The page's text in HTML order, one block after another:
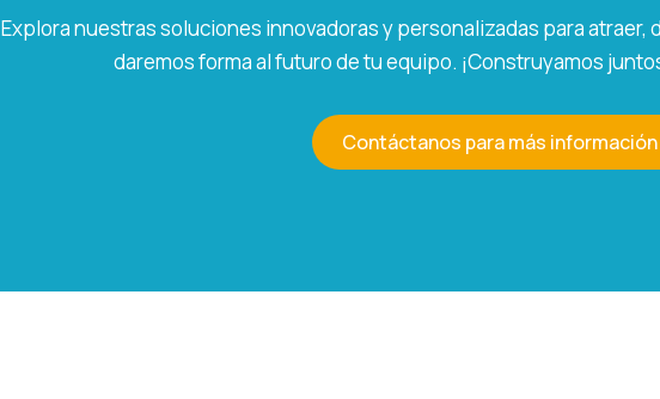
Explora nuestras soluciones innovadoras y personalizadas para atraer,
daremos forma al futuro de tu equipo. ¡Construyamos
Contáctanos para más información